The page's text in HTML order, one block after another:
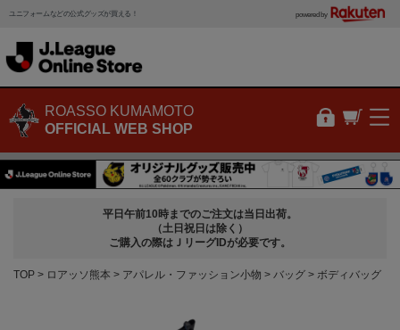
ユニフォームなどの公式グッズが買える！ powered by
ROASSO KUMAMOTO
OFFICIAL WEB SHOP
平日午前10時までのご注文は当日出荷。
（土日祝日は除く）
ご購入の際はＪリーグIDが必要です。
TOP ロアッソ熊本 アパレル・ファッション小物 バッグ ボディバッグ